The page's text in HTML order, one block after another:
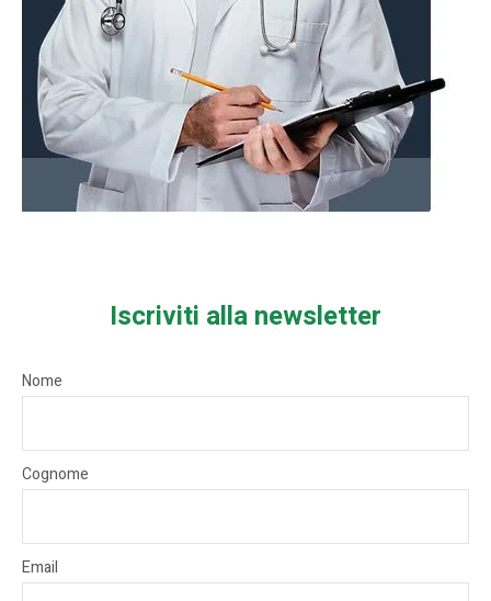
Iscriviti alla newsletter
Nome
Cognome
Email